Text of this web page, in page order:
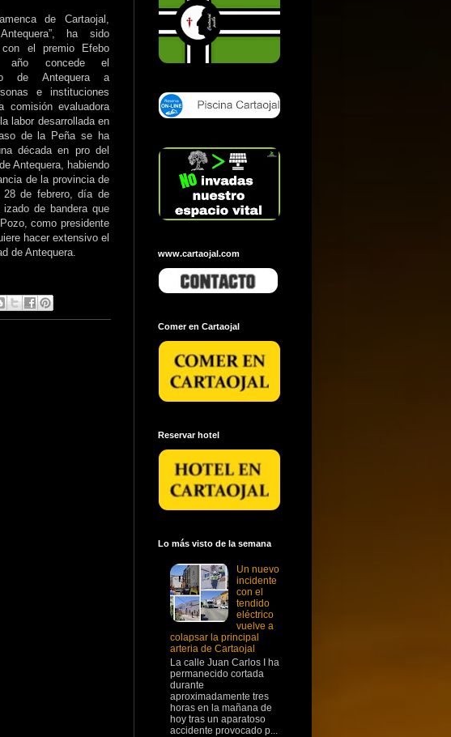
de Cartaojal,
ha sido
con el premio Efebo
año concede el
de Antequera a
e instituciones
comisión evaluadora
labor desarrollada en
de la Peña se ha
década en pro del
Antequera, habiendo
de la provincia de
de febrero, día de
de bandera que
como presidente
hacer extensivo el
de Antequera.
www.cartaojal.com
Comer en Cartaojal
Reservar hotel
Lo más visto de la semana
Un nuevo
incidente
con el
tendido
eléctrico
vuelve a
colapsar la principal
arteria de Cartaojal
La calle Juan Carlos I ha
permanecido cortada
durante
aproximadamente tres
horas en la mañana de
hoy tras un aparatoso
accidente provocado p...